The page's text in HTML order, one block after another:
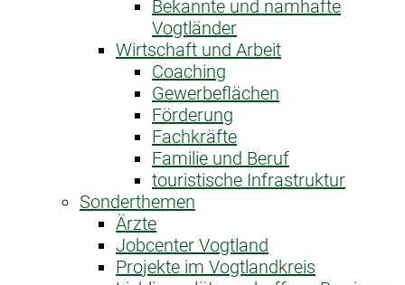
Bekannte und namhafte
Vogtländer
Wirtschaft und Arbeit
Coaching
Gewerbeflächen
Förderung
Fachkräfte
Familie und Beruf
touristische Infrastruktur
Sonderthemen
Ärzte
Jobcenter Vogtland
Projekte im Vogtlandkreis